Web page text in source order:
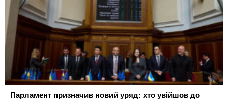
Парламент призначив новий уряд: хто увійшов до